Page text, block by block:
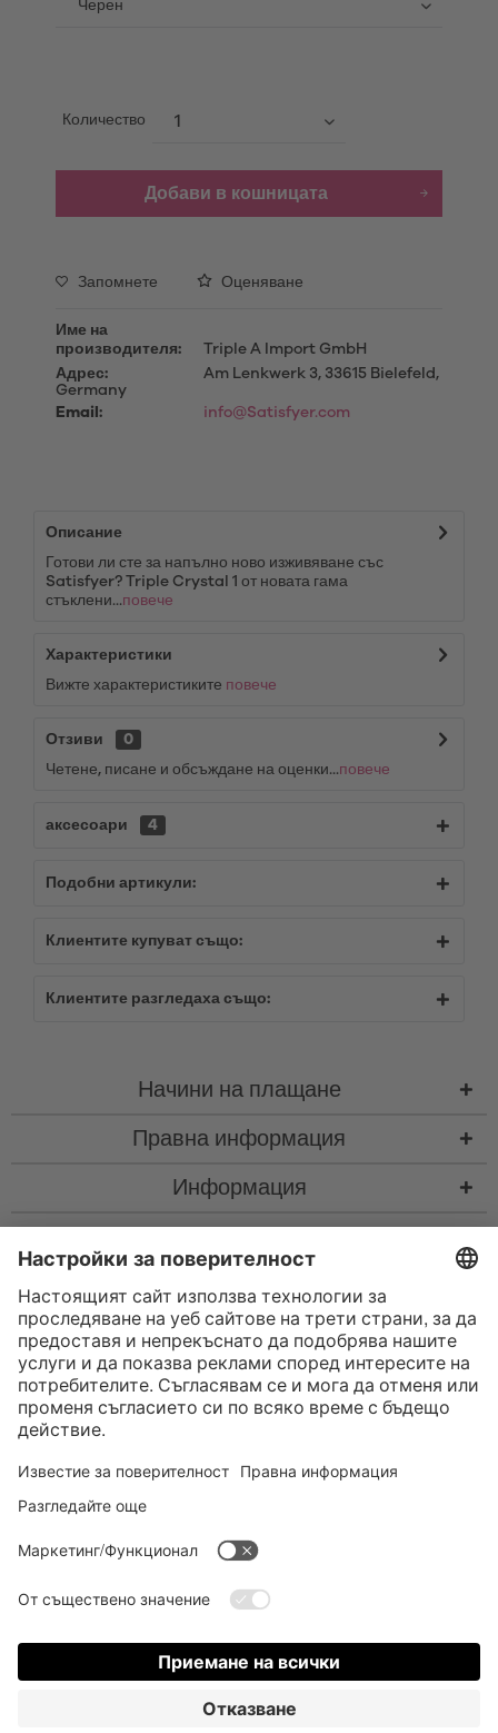
Количество
Добави в кошницата
Запомнете Оценяване
Име на
производителя:
Triple A Import GmbH
Адрес:
Am Lenkwerk 3, 33615 Bielefeld,
Germany
Email:
info@Satisfyer.com
Описание
Готови ли сте за напълно ново изживяване със
Satisfyer? Triple Crystal 1 от новата гама
стъклени...повече
Характеристики
Вижте характеристиките повече
Отзиви
0
Четене, писане и обсъждане на оценки...повече
аксесоари 4
Подобни артикули:
Клиентите купуват също:
Клиентите разгледаха също:
Начини на плащане
Правна информация
Информация
такса за колетна пратка и при нужда такса за наложен платеж, ако не е
посочено друго
* Словната марка и логата на Bluetooth® са регистрирани търговски
марки, собственост на Bluetooth SIG, Inc., и всяко използване на тези
марки от страна на Satisfyer GmbH е съгласно лиценз.
Apple, логото на Apple и Apple Watch са търговски марки на Apple Inc.
Google Play и логото на Google Play са търговски марки на Google LLC.
Contact us today